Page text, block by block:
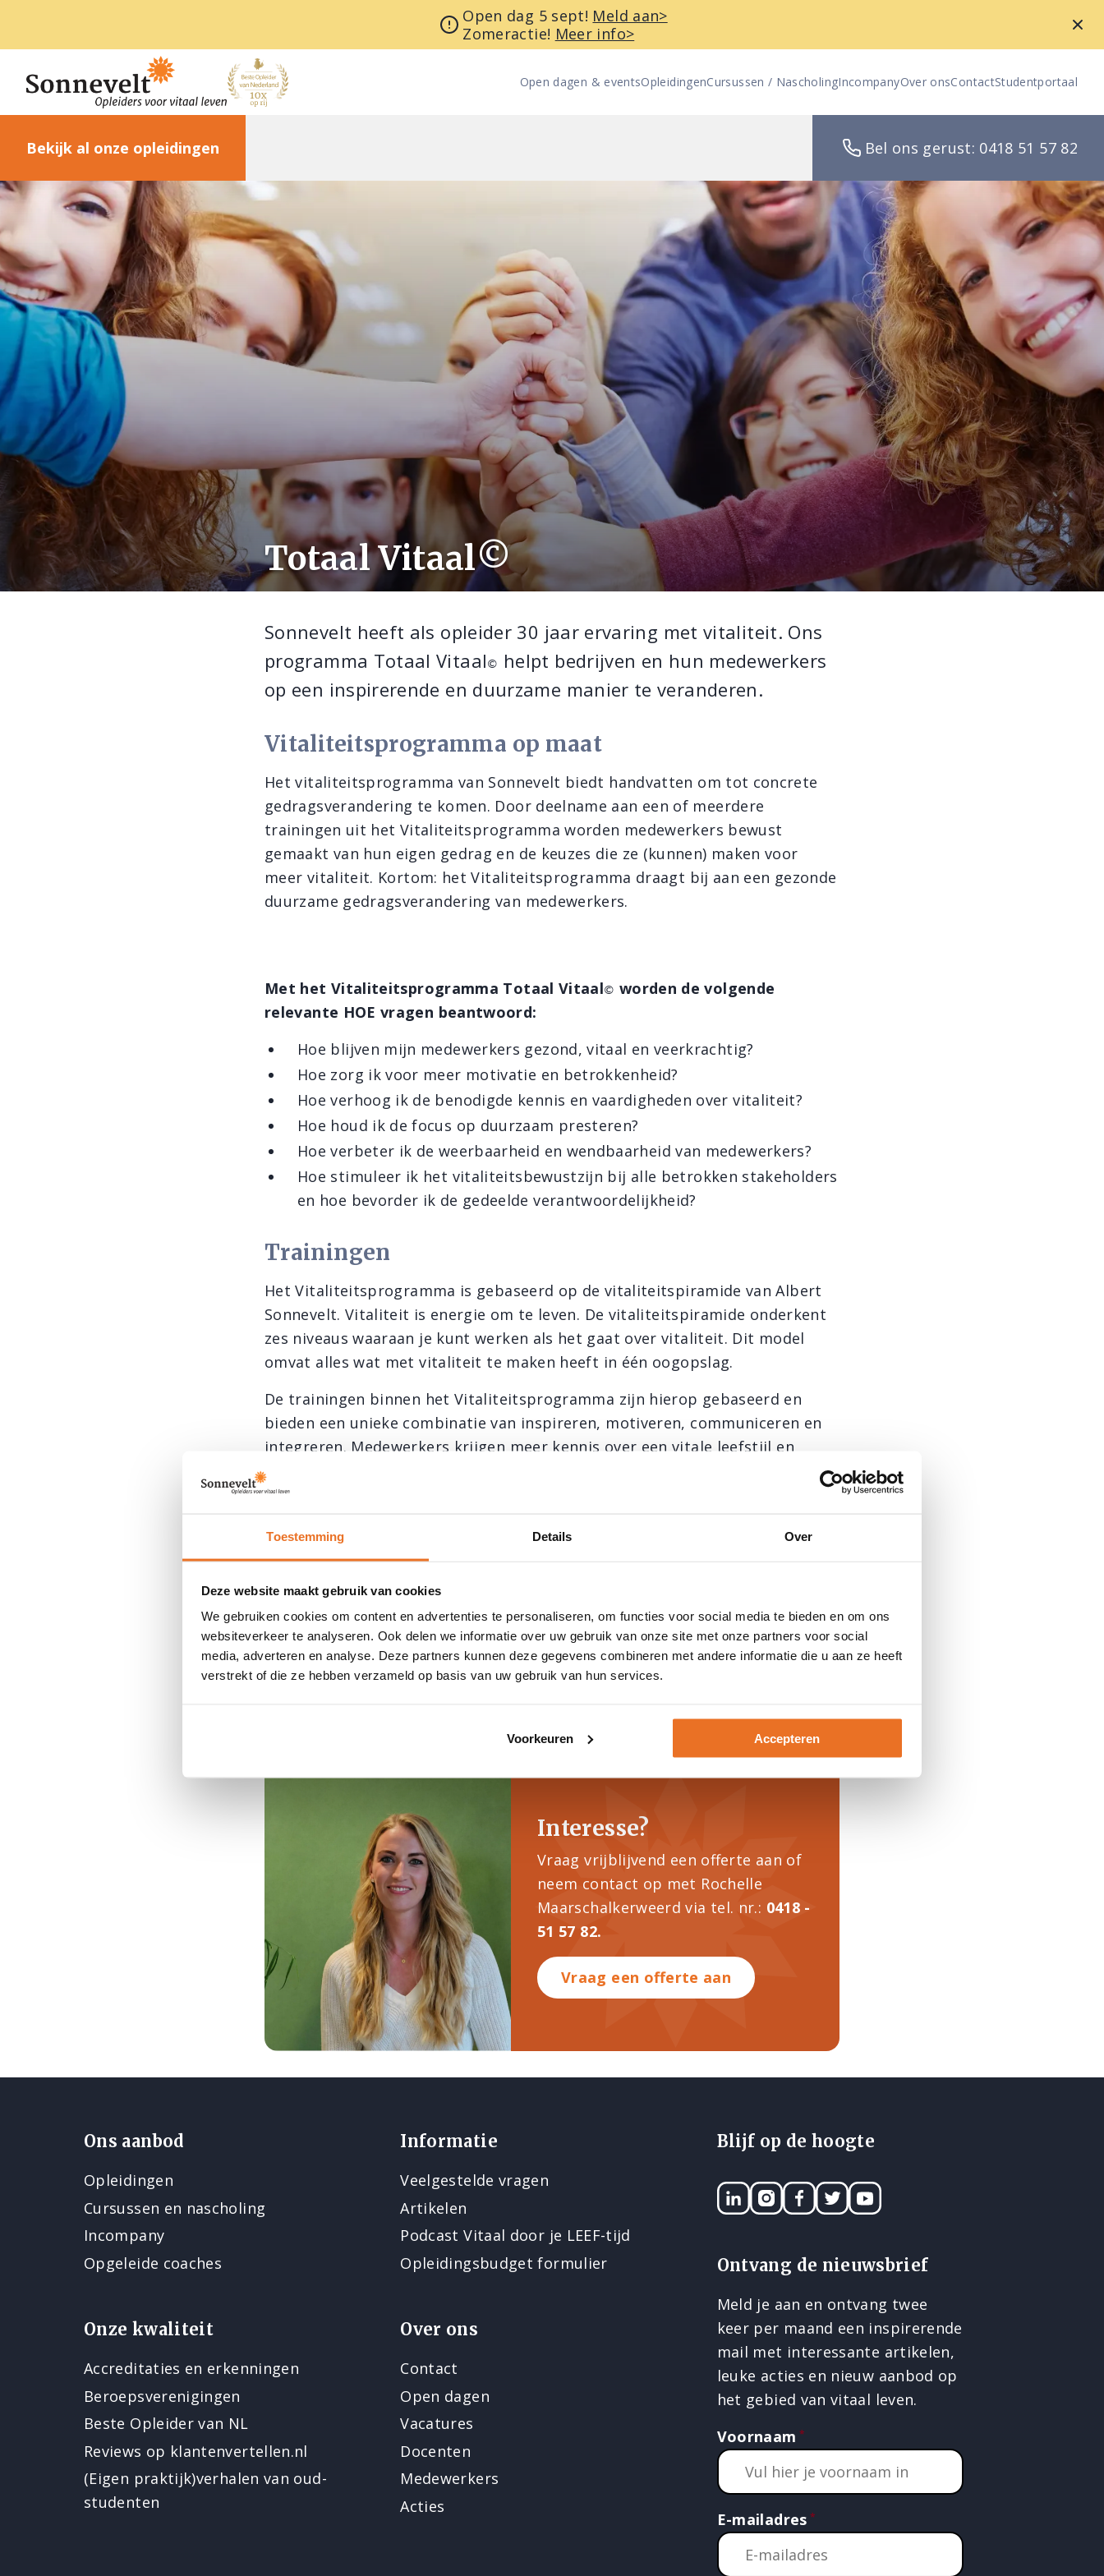
Toestemming Details Over
Deze website maakt gebruik van cookies
We gebruiken cookies om content en advertenties te personaliseren, om functies voor social media te bieden en om ons
websiteverkeer te analyseren. Ook delen we informatie over uw gebruik van onze site met onze partners voor social
media, adverteren en analyse. Deze partners kunnen deze gegevens combineren met andere informatie die u aan ze heeft
verstrekt of die ze hebben verzameld op basis van uw gebruik van hun services.
Voorkeuren Accepteren
Open dag 5 sept! Meld aan>
Zomeractie! Meer info>
Open dagen & eventsOpleidingenCursussen / NascholingIncompanyOver onsContactStudentportaal
Bekijk al onze opleidingen Bel ons gerust: 0418 51 57 82
Totaal Vitaal©
Sonnevelt heeft als opleider 30 jaar ervaring met vitaliteit. Ons
programma Totaal Vitaal ©
helpt bedrijven en hun medewerkers
op een inspirerende en duurzame manier te veranderen.
Vitaliteitsprogramma op maat
Het vitaliteitsprogramma van Sonnevelt biedt handvatten om tot concrete
gedragsverandering te komen. Door deelname aan een of meerdere
trainingen uit het Vitaliteitsprogramma worden medewerkers bewust
gemaakt van hun eigen gedrag en de keuzes die ze (kunnen) maken voor
meer vitaliteit. Kortom: het Vitaliteitsprogramma draagt bij aan een gezonde
duurzame gedragsverandering van medewerkers.
Met het Vitaliteitsprogramma Totaal Vitaal© worden de volgende
relevante HOE vragen beantwoord:
Hoe blijven mijn medewerkers gezond, vitaal en veerkrachtig?
Hoe zorg ik voor meer motivatie en betrokkenheid?
Hoe verhoog ik de benodigde kennis en vaardigheden over vitaliteit?
Hoe houd ik de focus op duurzaam presteren?
Hoe verbeter ik de weerbaarheid en wendbaarheid van medewerkers?
Hoe stimuleer ik het vitaliteitsbewustzijn bij alle betrokken stakeholders
en hoe bevorder ik de gedeelde verantwoordelijkheid?
Trainingen
Het Vitaliteitsprogramma is gebaseerd op de vitaliteitspiramide van Albert
Sonnevelt. Vitaliteit is energie om te leven. De vitaliteitspiramide onderkent
zes niveaus waaraan je kunt werken als het gaat over vitaliteit. Dit model
omvat alles wat met vitaliteit te maken heeft in één oogopslag.
De trainingen binnen het Vitaliteitsprogramma zijn hierop gebaseerd en
bieden een unieke combinatie van inspireren, motiveren, communiceren en
integreren. Medewerkers krijgen meer kennis over een vitale leefstijl en
concrete handvatten om er mee aan de slag te gaan. De 'fun' factor staat
voorop!
Kies voor het programma Totaal Vitaal
Dan kies je voor:
Een uniek programma dat inspireert, raakt en verrijkt
Gebaseerd op de Vitaliteitspiramide© van Albert Sonnevelt
Aandacht voor fysieke én mentale vitaliteit
Interesse?
Vraag vrijblijvend een offerte aan of
neem contact op met Rochelle
Maarschalkerweerd via tel. nr.: 0418 -
51 57 82.
Vraag een offerte aan
Ons aanbod
Opleidingen
Cursussen en nascholing
Incompany
Opgeleide coaches
Informatie
Veelgestelde vragen
Artikelen
Podcast Vitaal door je LEEF-tijd
Opleidingsbudget formulier
Onze kwaliteit
Accreditaties en erkenningen
Beroepsverenigingen
Beste Opleider van NL
Reviews op klantenvertellen.nl
(Eigen praktijk)verhalen van oud-
studenten
Over ons
Contact
Open dagen
Vacatures
Docenten
Medewerkers
Acties
Blijf op de hoogte
LinkedINInstagram
Facebook
TwitterYouTube
Ontvang de nieuwsbrief
Meld je aan en ontvang twee
keer per maand een inspirerende
mail met interessante artikelen,
leuke acties en nieuw aanbod op
het gebied van vitaal leven.
Voornaam
E-mailadres